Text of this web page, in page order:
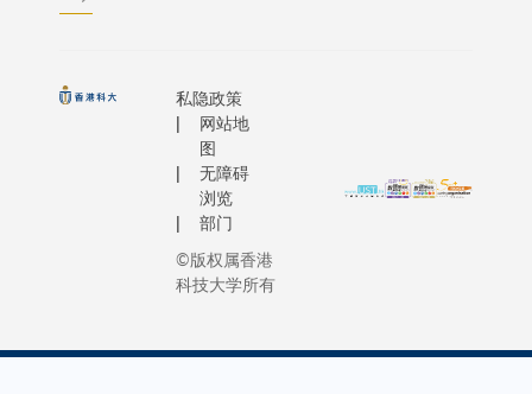
私隐政策
网站地
图
无障碍
浏览
部门
©版权属香港
科技大学所有